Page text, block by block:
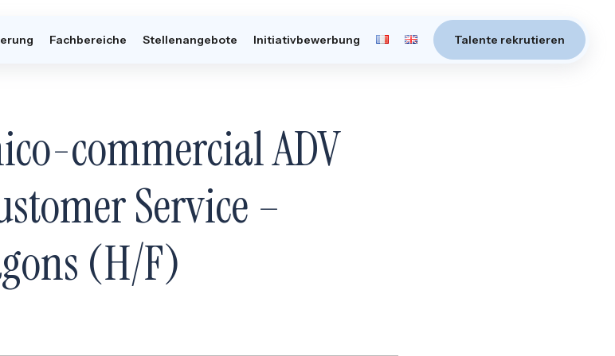
Fachbereiche Stellenangebote Initiativbewerbung Talente rekrutieren
commercial ADV
Service –
(H/F)